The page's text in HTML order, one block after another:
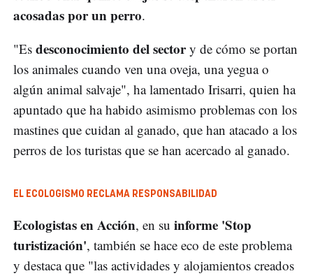
acosadas por un perro.
"Es desconocimiento del sectory de cómo se portan
los animales cuando ven una oveja, una yegua o
algún animal salvaje", ha lamentado Irisarri, quien ha
apuntado que ha habido asimismo problemas con los
mastines que cuidan al ganado, que han atacado a los
perros de los turistas que se han acercado al ganado.
EL ECOLOGISMO RECLAMA RESPONSABILIDAD
Ecologistas en Acción, en su informe 'Stop
turistización', también se hace eco de este problema
y destaca que "las actividades y alojamientos creados